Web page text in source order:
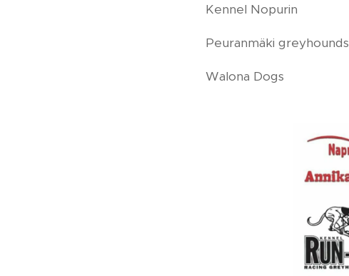
Kennel Nopurin
Peuranmäki greyhounds
Walona Dogs